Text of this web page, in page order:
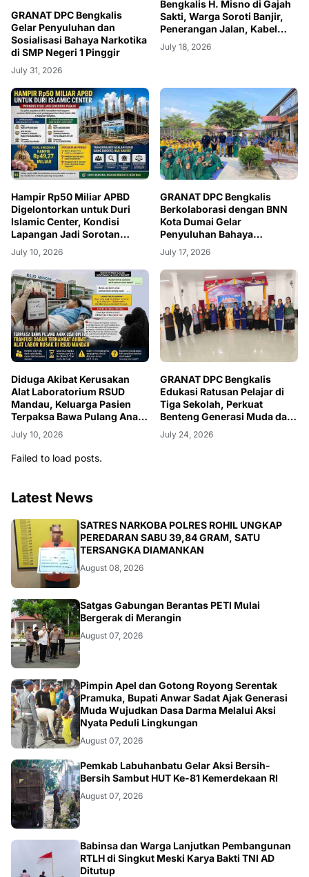
GRANAT DPC Bengkalis
Gelar Penyuluhan dan
Sosialisasi Bahaya Narkotika
di SMP Negeri 1 Pinggir
July 31, 2026
Bengkalis H. Misno di Gajah
Sakti, Warga Soroti Banjir,
Penerangan Jalan, Kabel
Semrawut hingga Lapangan
Kerja
July 18, 2026
Hampir Rp50 Miliar APBD
Digelontorkan untuk Duri
Islamic Center, Kondisi
Lapangan Jadi Sorotan
Publik.
July 10, 2026
GRANAT DPC Bengkalis
Berkolaborasi dengan BNN
Kota Dumai Gelar
Penyuluhan Bahaya
Narkotika di Dua Sekolah di
Mandau
July 17, 2026
Diduga Akibat Kerusakan
Alat Laboratorium RSUD
Mandau, Keluarga Pasien
Terpaksa Bawa Pulang Anak
Usai Operasi di RS Thursina,
Meski Membutuhkan
Transfusi Darah
July 10, 2026
GRANAT DPC Bengkalis
Edukasi Ratusan Pelajar di
Tiga Sekolah, Perkuat
Benteng Generasi Muda dari
Bahaya Narkotika
July 24, 2026
Failed to load posts.
Latest News
BERITA
SATRES NARKOBA POLRES ROHIL UNGKAP
PEREDARAN SABU 39,84 GRAM, SATU
TERSANGKA DIAMANKAN
August 08, 2026
BANGKO
Satgas Gabungan Berantas PETI Mulai
Bergerak di Merangin
August 07, 2026
BERITA
Pimpin Apel dan Gotong Royong Serentak
Pramuka, Bupati Anwar Sadat Ajak Generasi
Muda Wujudkan Dasa Darma Melalui Aksi
Nyata Peduli Lingkungan
August 07, 2026
BERITA
Pemkab Labuhanbatu Gelar Aksi Bersih-
Bersih Sambut HUT Ke-81 Kemerdekaan RI
August 07, 2026
Babinsa dan Warga Lanjutkan Pembangunan
RTLH di Singkut Meski Karya Bakti TNI AD
Ditutup